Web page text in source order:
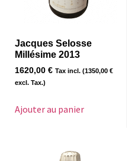
Jacques Selosse
Millésime 2013
1620,00 € Tax incl. (1350,00 €
excl. Tax.)
Ajouter au panier